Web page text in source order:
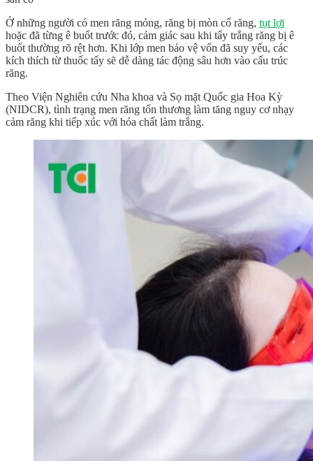
Ở những người có men răng mỏng, răng bị mòn cổ răng, tụt lợi
hoặc đã từng ê buốt trước đó, cảm giác sau khi tẩy trắng răng bị ê
buốt thường rõ rệt hơn. Khi lớp men bảo vệ vốn đã suy yếu, các
kích thích từ thuốc tẩy sẽ dễ dàng tác động sâu hơn vào cấu trúc
răng.
Theo Viện Nghiên cứu Nha khoa và Sọ mặt Quốc gia Hoa Kỳ
(NIDCR), tình trạng men răng tổn thương làm tăng nguy cơ nhạy
cảm răng khi tiếp xúc với hóa chất làm trắng.